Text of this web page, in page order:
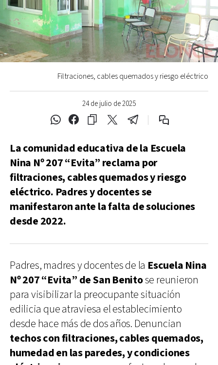
24 de julio de 2025
Filtraciones, cables quemados y riesgo eléctrico
La comunidad educativa de la Escuela
Nina Nº 207 “Evita” reclama por
filtraciones, cables quemados y riesgo
eléctrico. Padres y docentes se
manifestaron ante la falta de soluciones
desde 2022.
Padres, madres y docentes de la Escuela Nina
Nº 207 “Evita” de San Benitose reunieron
para visibilizar la preocupante situación
edilicia que atraviesa el establecimiento
desde hace más de dos años. Denuncian
techos con filtraciones, cables quemados,
humedad en las paredes, y condiciones